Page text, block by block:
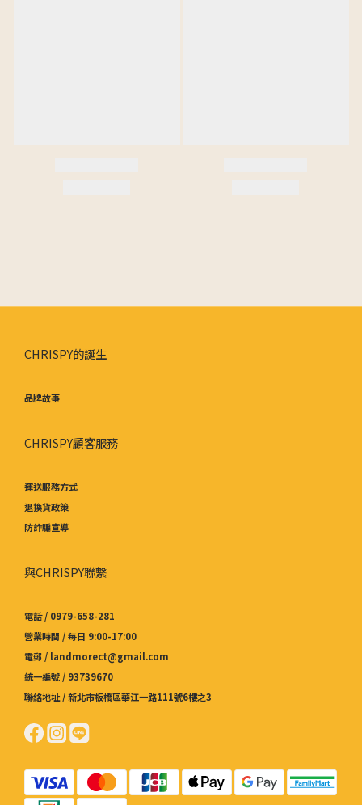
CHRISPY的誕生
品牌故事
CHRISPY顧客服務
運送服務方式
退換貨政策
防詐騙宣導
與CHRISPY聯繫
電話 / 0979-658-281
營業時間 / 每日 9:00-17:00
電郵 / landmorect@gmail.com
統一編號 / 93739670
聯絡地址 / 新北市板橋區華江一路111號6樓之3